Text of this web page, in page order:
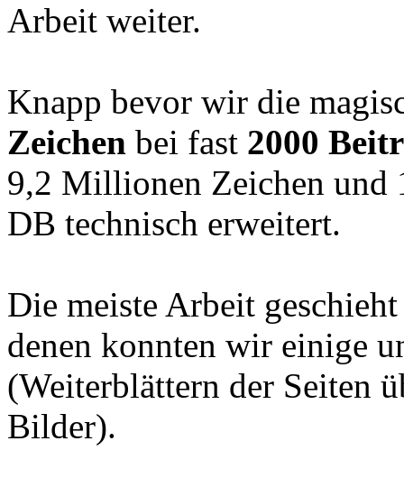
Arbeit weiter.
Knapp bevor wir die
Zeichen bei fast 2000
9,2 Millionen Zeichen und
DB technisch erweitert.
Die meiste Arbeit
denen konnten wir einige
(Weiterblättern der Seiten
Bilder).